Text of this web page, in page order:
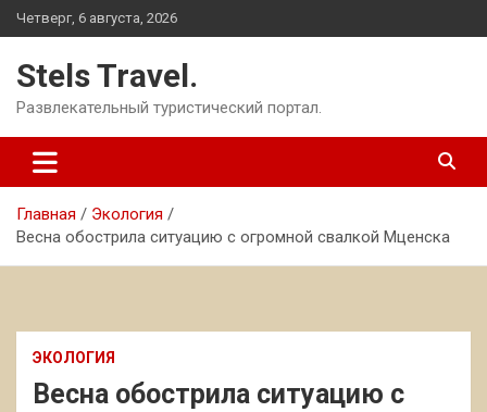
Перейти
к
Четверг, 6 августа, 2026
Stels Travel.
Развлекательный туристический портал.
Главная
Экология
Весна обострила ситуацию с огромной свалкой Мценска
ЭКОЛОГИЯ
Весна обострила ситуацию с